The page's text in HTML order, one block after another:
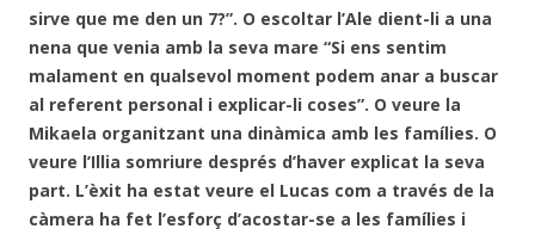
sirve que me den un 7?”. O escoltar l’Ale dient-li a una
nena que venia amb la seva mare “Si ens sentim
malament en qualsevol moment podem anar a buscar
al referent personal i explicar-li coses”. O veure la
Mikaela organitzant una dinàmica amb les famílies. O
veure l’Illia somriure després d’haver explicat la seva
part. L’èxit ha estat veure el Lucas com a través de la
càmera ha fet l’esforç d’acostar-se a les famílies i